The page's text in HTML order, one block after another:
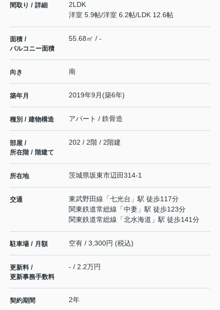
間取り / 詳細
2LDK
洋室 5.9帖/洋室 6.2帖/LDK 12.6帖
面積 /
バルコニー面積
55.68㎡ / -
向き 南
築年月 2019年9月(築6年)
種別 / 建物構造 アパート / 鉄骨造
部屋 /
所在階 / 階建て
202 / 2階 / 2階建
所在地 茨城県坂東市辺田314-1
交通 東武野田線 「七光台 」駅 徒歩117分
関東鉄道常総線 「中妻 」駅 徒歩123分
関東鉄道常総線 「北水海道 」駅 徒歩141分
駐車場 / 月額 空有 / 3,300円 (税込)
更新料 /
更新事務手数料
- / 2.2万円
契約期間 2年